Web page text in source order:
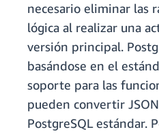
necesario eliminar las
lógica al realizar una
versión principal.
basándose en el
soporte para las
pueden convertir
PostgreSQL estándar.